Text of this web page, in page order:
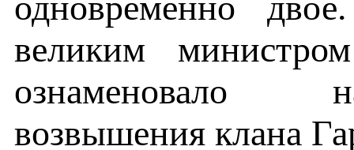
великим
ознаменовало
возвышения клана